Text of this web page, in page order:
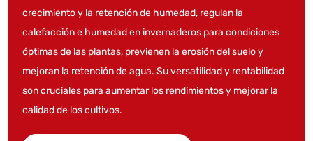
crecimiento y la retención de humedad, regulan la
calefacción e humedad en invernaderos para condiciones
óptimas de las plantas, previenen la erosión del suelo y
mejoran la retención de agua. Su versatilidad y rentabilidad
son cruciales para aumentar los rendimientos y mejorar la
calidad de los cultivos.